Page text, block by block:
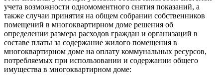
учета возможности одномоментного снятия показаний, а
также случаи принятия на общем собрании собственников
помещений в многоквартирном доме решения об
определении размера расходов граждан и организаций в
составе платы за содержание жилого помещения в
многоквартирном доме на оплату коммунальных ресурсов,
потребляемых при использовании и содержании общего
имущества в многоквартирном доме: